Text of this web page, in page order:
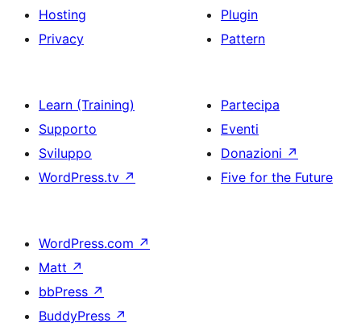
Hosting
Privacy
Plugin
Pattern
Learn (Training)
Supporto
Sviluppo
WordPress.tv ↗
Partecipa
Eventi
Donazioni ↗
Five for the Future
WordPress.com ↗
Matt ↗
bbPress ↗
BuddyPress ↗